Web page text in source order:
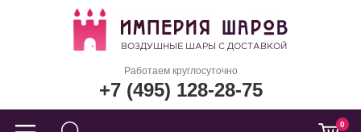
Работаем круглосуточно
+7 (495) 128-28-75
0